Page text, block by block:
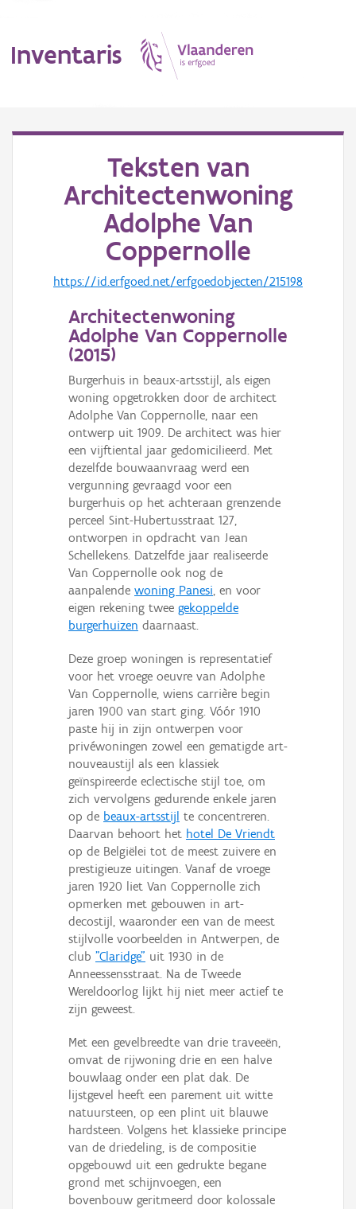
Inventaris
Erfgoedobject
Persoon of collectief
Teksten van
Architectenwoning
Adolphe Van
Coppernolle
https://id.erfgoed.net/erfgoedobjecten/215198
Architectenwoning
Adolphe Van Coppernolle
(2015)
Burgerhuis in beaux-artsstijl, als eigen
woning opgetrokken door de architect
Adolphe Van Coppernolle, naar een
ontwerp uit 1909. De architect was hier
een vijftiental jaar gedomicilieerd. Met
dezelfde bouwaanvraag werd een
vergunning gevraagd voor een
burgerhuis op het achteraan grenzende
perceel Sint-Hubertusstraat 127,
ontworpen in opdracht van Jean
Schellekens. Datzelfde jaar realiseerde
Van Coppernolle ook nog de
aanpalende woning Panesi, en voor
eigen rekening twee gekoppelde
burgerhuizen daarnaast.
Deze groep woningen is representatief
voor het vroege oeuvre van Adolphe
Van Coppernolle, wiens carrière begin
jaren 1900 van start ging. Vóór 1910
paste hij in zijn ontwerpen voor
privéwoningen zowel een gematigde art-
nouveaustijl als een klassiek
geïnspireerde eclectische stijl toe, om
zich vervolgens gedurende enkele jaren
op de beaux-artsstijl te concentreren.
Daarvan behoort het hotel De Vriendt
op de Belgiëlei tot de meest zuivere en
prestigieuze uitingen. Vanaf de vroege
jaren 1920 liet Van Coppernolle zich
opmerken met gebouwen in art-
decostijl, waaronder een van de meest
stijlvolle voorbeelden in Antwerpen, de
club "Claridge" uit 1930 in de
Anneessensstraat. Na de Tweede
Wereldoorlog lijkt hij niet meer actief te
zijn geweest.
Met een gevelbreedte van drie traveeën,
omvat de rijwoning drie en een halve
bouwlaag onder een plat dak. De
lijstgevel heeft een parement uit witte
natuursteen, op een plint uit blauwe
hardsteen. Volgens het klassieke principe
van de driedeling, is de compositie
opgebouwd uit een gedrukte begane
grond met schijnvoegen, een
bovenbouw geritmeerd door kolossale